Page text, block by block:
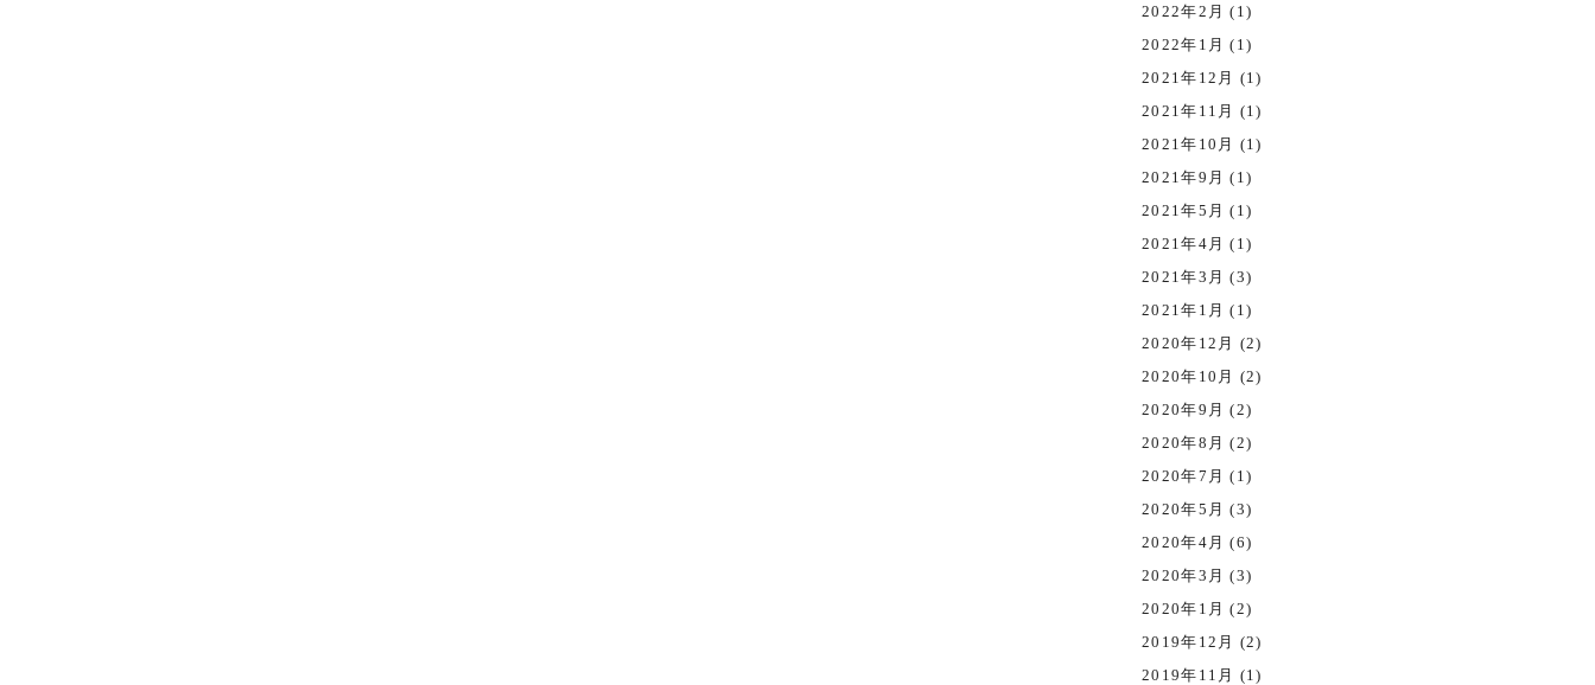
2022年2月 (1)
2022年1月 (1)
2021年12月 (1)
2021年11月 (1)
2021年10月 (1)
2021年9月 (1)
2021年5月 (1)
2021年4月 (1)
2021年3月 (3)
2021年1月 (1)
2020年12月 (2)
2020年10月 (2)
2020年9月 (2)
2020年8月 (2)
2020年7月 (1)
2020年5月 (3)
2020年4月 (6)
2020年3月 (3)
2020年1月 (2)
2019年12月 (2)
2019年11月 (1)